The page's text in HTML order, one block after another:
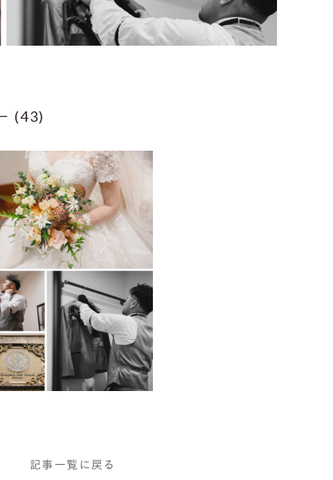
(43)
記事一覧に戻る